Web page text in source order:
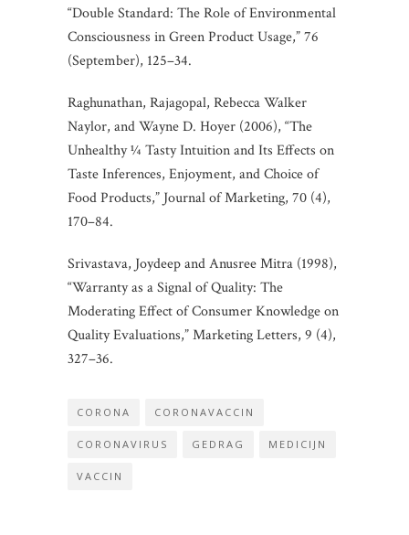
“Double Standard: The Role of Environmental
Consciousness in Green Product Usage,” 76
(September), 125–34.
Raghunathan, Rajagopal, Rebecca Walker
Naylor, and Wayne D. Hoyer (2006), “The
Unhealthy 1⁄4 Tasty Intuition and Its Effects on
Taste Inferences, Enjoyment, and Choice of
Food Products,” Journal of Marketing, 70 (4),
170–84.
Srivastava, Joydeep and Anusree Mitra (1998),
“Warranty as a Signal of Quality: The
Moderating Effect of Consumer Knowledge on
Quality Evaluations,” Marketing Letters, 9 (4),
327–36.
CORONA CORONAVACCIN
CORONAVIRUS GEDRAG MEDICIJN
VACCIN